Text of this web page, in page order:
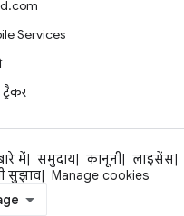
Services
में समुदाय कानूनी लाइसेंस
सुझाव
Manage cookies